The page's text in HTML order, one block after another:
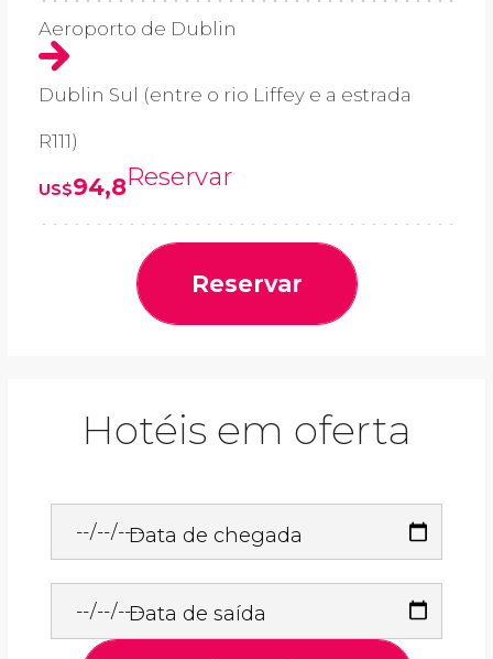
Aeroporto de Dublin
Dublin Sul (entre o rio Liffey e a estrada
R111)
US$94,8Reservar
Reservar
Hotéis em oferta
Data de chegada
Data de saída